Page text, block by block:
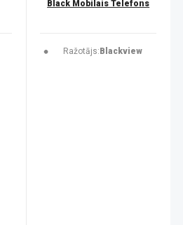
Black Mobilais Telefons
Ražotājs: Blackview